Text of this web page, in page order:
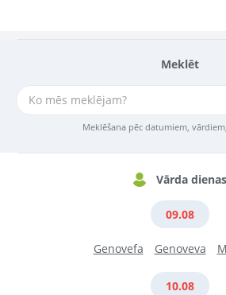
Meklēt
Meklēšana pēc datumiem,
Vārda dienas
09.08
Genovefa Genoveva
10.08